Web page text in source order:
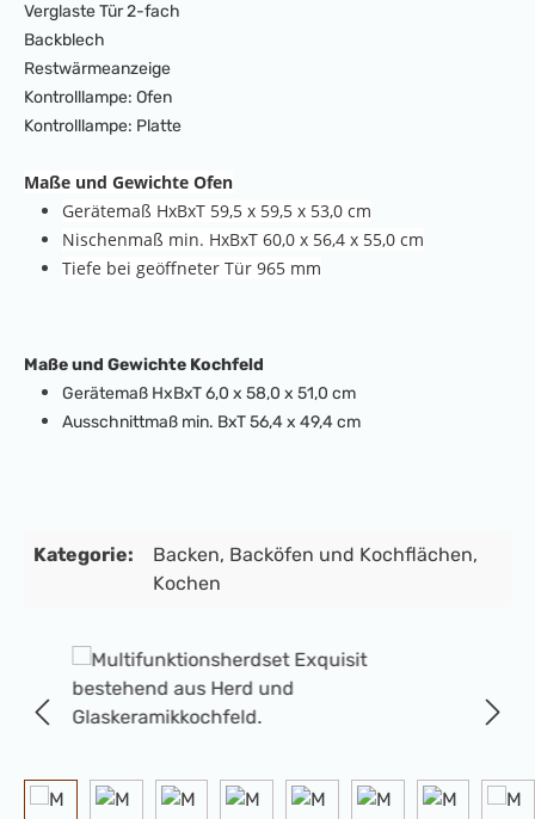
Bildergalerie überspringen
Verglaste Tür 2-fach
Backblech
Restwärmeanzeige
Kontrolllampe: Ofen
Kontrolllampe: Platte
Maße und Gewichte Ofen
Gerätemaß HxBxT 59,5 x 59,5 x 53,0 cm
Nischenmaß min. HxBxT 60,0 x 56,4 x 55,0 cm
Tiefe bei geöffneter Tür 965 mm
Maße und Gewichte Kochfeld
Gerätemaß HxBxT 6,0 x 58,0 x 51,0 cm
Ausschnittmaß min. BxT 56,4 x 49,4 cm
Kategorie: Backen, Backöfen und Kochflächen,
Kochen